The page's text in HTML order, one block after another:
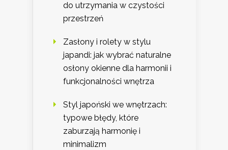
do utrzymania w czystości
przestrzeń
Zasłony i rolety w stylu
japandi: jak wybrać naturalne
osłony okienne dla harmonii i
funkcjonalności wnętrza
Styl japoński we wnętrzach:
typowe błędy, które
zaburzają harmonię i
minimalizm